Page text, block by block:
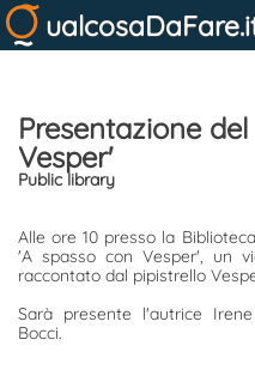
Presentazione
Vesper'
Public library
Alle ore 10 presso la
'A spasso con Vesper', un
raccontato dal pipistrello
Sarà presente l'autrice
Bocci.